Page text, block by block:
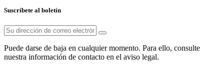
Suscríbete al boletín
Puede darse de baja en cualquier momento. Para ello, consulte
nuestra información de contacto en el aviso legal.